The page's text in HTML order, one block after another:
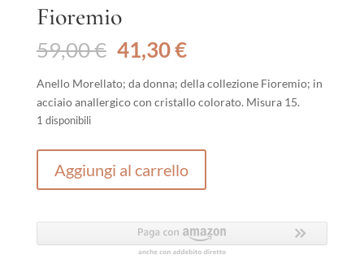
Fioremio
59,00€ Il
prezzo
originale
era:
41,30€Il
attuale
è:
Anello Morellato; da donna; della collezione Fioremio; in
acciaio anallergico con cristallo colorato. Misura 15.
1 disponibili
quantità
Aggiungi al carrello